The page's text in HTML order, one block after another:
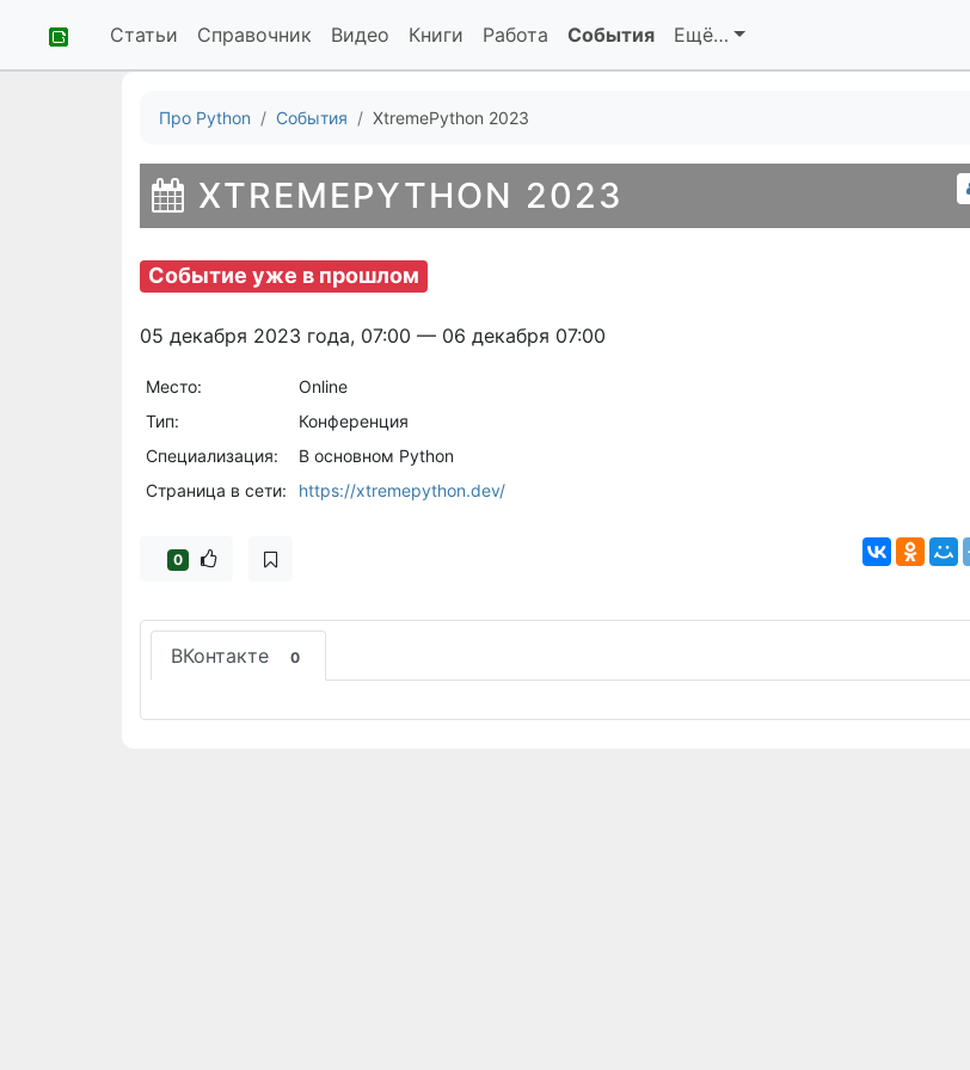
Статьи Справочник Видео Книги Работа События Ещё…
Про Python События XtremePython 2023
XTREMEPYTHON 2023
Событие уже в прошлом
05 декабря 2023 года, 07:00 — 06 декабря 07:00
Место:
Online
Тип:
Конференция
Специализация:
В основном Python
Страница в сети:
https://xtremepython.dev/
0
ВКонтакте 0